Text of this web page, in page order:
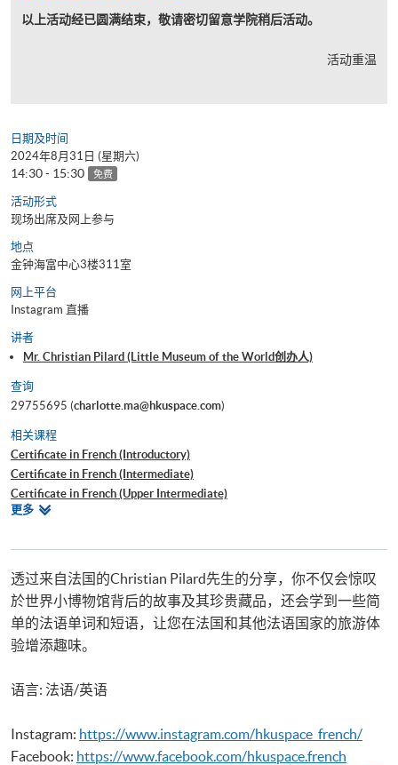
以上活动经已圆满结束，敬请密切留意学院稍后活动。
活动重温
日期及时间
2024年8月31日 (星期六)
14:30 - 15:30 免费
活动形式
现场出席及网上参与
地点
金钟海富中心3楼311室
网上平台
Instagram 直播
讲者
Mr. Christian Pilard (Little Museum of the World创办人)
查询
29755695 (charlotte.ma@hkuspace.com)
相关课程
Certificate in French (Introductory)
Certificate in French (Intermediate)
Certificate in French (Upper Intermediate)
Certificate in French (Advanced)
更多相
透过来自法国的Christian Pilard先生的分享，你不仅会惊叹
於世界小博物馆背后的故事及其珍贵藏品，还会学到一些简
单的法语单词和短语，让您在法国和其他法语国家的旅游体
验增添趣味。
语言: 法语/英语
Instagram: https://www.instagram.com/hkuspace_french/
Facebook: https://www.facebook.com/hkuspace.french